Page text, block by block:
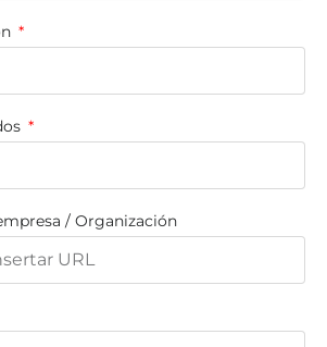
/ Organización